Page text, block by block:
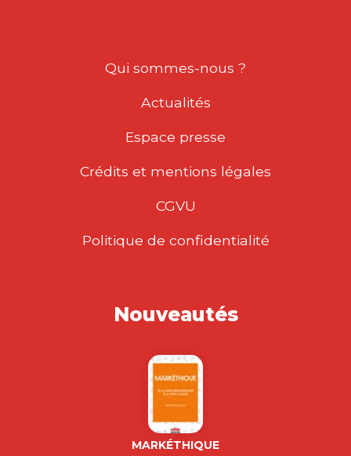
Qui sommes-nous ?
Actualités
Espace presse
Crédits et mentions légales
CGVU
Politique de confidentialité
Nouveautés
MARKÉTHIQUE